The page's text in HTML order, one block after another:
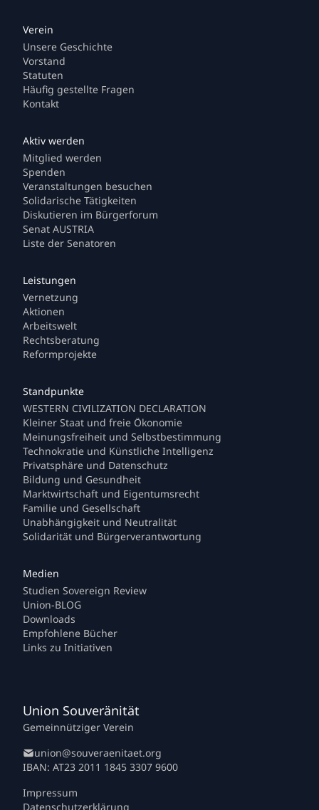
Union Souveränität
Gemeinnütziger Verein
union@souveraenitaet.org
IBAN: AT23 2011 1845 3307 9600
Impressum
Datenschutzerklärung
Unsere Geschichte
Vorstand
Statuten
Häufig gestellte Fragen
Kontakt
Mitglied werden
Spenden
Veranstaltungen besuchen
Solidarische Tätigkeiten
Diskutieren im Bürgerforum
Senat AUSTRIA
Liste der Senatoren
Vernetzung
Aktionen
Arbeitswelt
Rechtsberatung
Reformprojekte
WESTERN CIVILIZATION DECLARATION
Kleiner Staat und freie Ökonomie
Meinungsfreiheit und Selbstbestimmung
Technokratie und Künstliche Intelligenz
Privatsphäre und Datenschutz
Bildung und Gesundheit
Marktwirtschaft und Eigentumsrecht
Familie und Gesellschaft
Unabhängigkeit und Neutralität
Solidarität und Bürgerverantwortung
Studien Sovereign Review
Union-BLOG
Downloads
Empfohlene Bücher
Links zu Initiativen